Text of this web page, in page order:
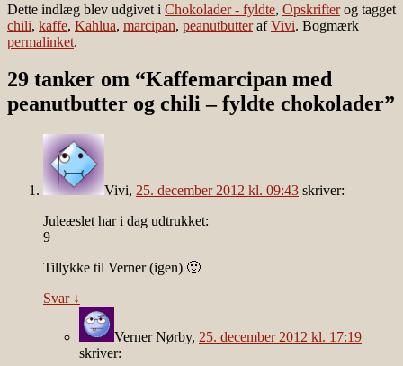
Dette indlæg blev udgivet i Chokolader - fyldte, Opskrifterog tagget
chili, kaffe, Kahlua, marcipan, peanutbutterafVivi. Bogmærk
permalinket.
29 tanker om “Kaffemarcipan med
peanutbutter og chili – fyldte chokolader”
Vivi, 25. december 2012 kl. 09:43 skriver:
Juleæslet har i dag udtrukket:
9
Tillykke til Verner (igen) 🙂
Svar ↓
Verner Nørby, 25. december 2012 kl. 17:19
skriver: